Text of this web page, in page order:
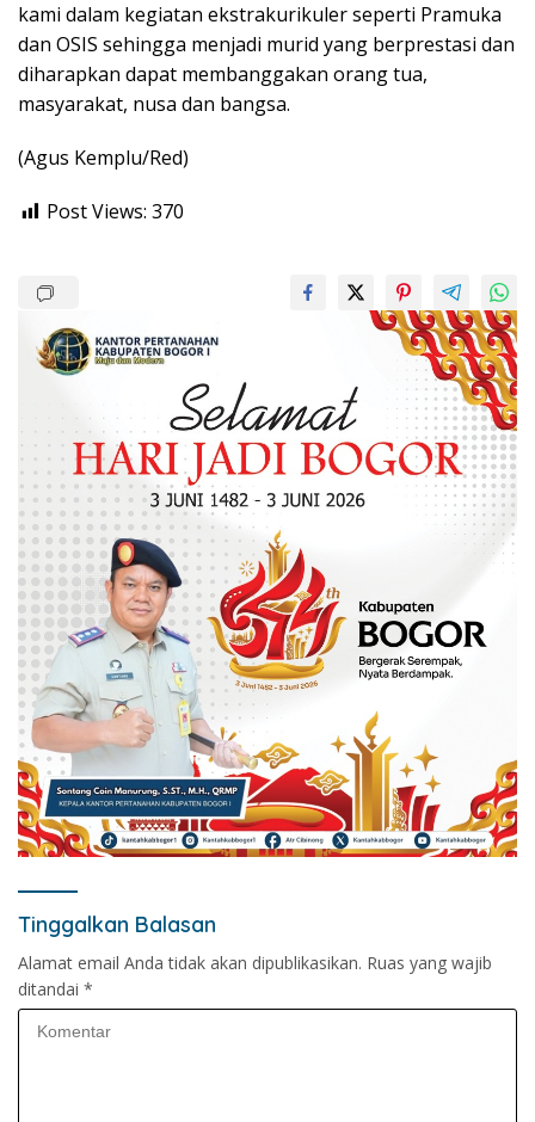
kami dalam kegiatan ekstrakurikuler seperti Pramuka
dan OSIS sehingga menjadi murid yang berprestasi dan
diharapkan dapat membanggakan orang tua,
masyarakat, nusa dan bangsa.
(Agus Kemplu/Red)
Post Views: 370
Tinggalkan Balasan
Alamat email Anda tidak akan dipublikasikan. Ruas yang wajib
ditandai *